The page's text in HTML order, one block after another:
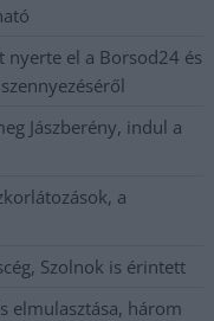
nyerte el a Borsod24 és
Jászberény, indul a
a
Szolnok is érintett
elmulasztása, három